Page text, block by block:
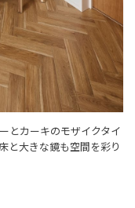
とカーキのモザイクタイ
と大きな鏡も空間を彩り